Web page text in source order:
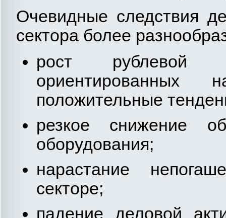
Очевидные следствия
сектора более
рост рублевой
положительные
резкое снижение
оборудования;
нарастание
секторе;
падение деловой